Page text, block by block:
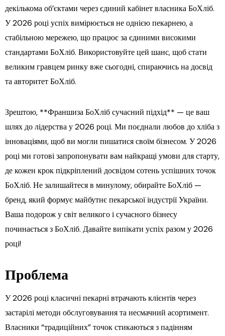
декількома об’єктами через єдиний кабінет власника БоХліб.
У 2026 році успіх вимірюється не однією пекарнею, а
стабільною мережею, що працює за єдиними високими
стандартами БоХліб. Використовуйте цей шанс, щоб стати
великим гравцем ринку вже сьогодні, спираючись на досвід
та авторитет БоХліб.
Зрештою, **Франшиза БоХліб сучасний підхід** — це ваш
шлях до лідерства у 2026 році. Ми поєднали любов до хліба з
інноваціями, щоб ви могли пишатися своїм бізнесом. У 2026
році ми готові запропонувати вам найкращі умови для старту,
де кожен крок підкріплений досвідом сотень успішних точок
БоХліб. Не залишайтеся в минулому, обирайте БоХліб —
бренд, який формує майбутнє пекарської індустрії України.
Ваша подорож у світ великого і сучасного бізнесу
починається з БоХліб. Давайте випікати успіх разом у 2026
році!
Проблема
У 2026 році класичні пекарні втрачають клієнтів через
застарілі методи обслуговування та несмачний асортимент.
Власники “традиційних” точок стикаються з падінням